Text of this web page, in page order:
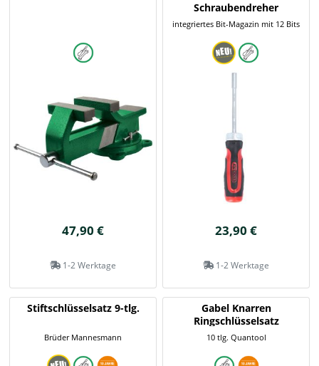
47,90 €
1-2 Werktage
Schraubendreher
integriertes Bit-Magazin mit 12 Bits
23,90 €
1-2 Werktage
Stiftschlüsselsatz 9-tlg.
Brüder Mannesmann
Gabel Knarren
Ringschlüsselsatz
10 tlg. Quantool